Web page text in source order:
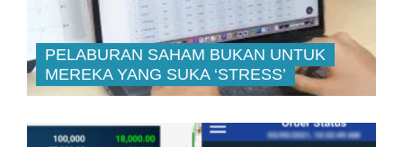
PELABURAN SAHAM BUKAN UNTUK
MEREKA YANG SUKA ‘STRESS’